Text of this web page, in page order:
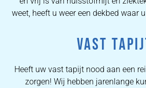
weet, heeft u weer een dekbed waar
VAST
Heeft uw vast tapijt nood aan een
zorgen! Wij hebben jarenlange